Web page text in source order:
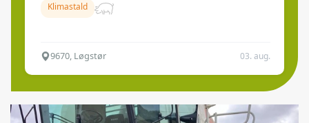
Klimastald
9670, Løgstør 03. aug.